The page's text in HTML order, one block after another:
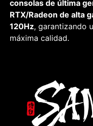
consolas de última
RTX/Radeon de alta
120Hz, garantizando
máxima calidad.